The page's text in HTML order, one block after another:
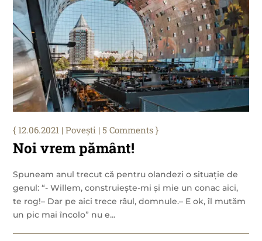
Noi vrem pământ!
12.06.2021 |Povești | 5 Comments
Spuneam anul trecut că pentru olandezi o situație de
genul: “- Willem, construiește-mi și mie un conac aici,
te rog!– Dar pe aici trece râul, domnule.– E ok, îl mutăm
un pic mai încolo” nu e...